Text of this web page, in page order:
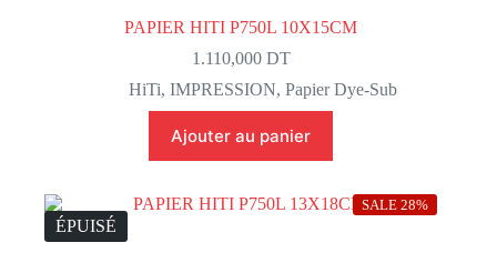
PAPIER HITI P750L 10X15CM
1.110,000 DT
HiTi,IMPRESSION,Papier Dye-Sub
Ajouter au panier
ÉPUISÉ
SALE 28%